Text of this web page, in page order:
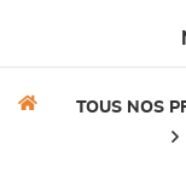
TOUS NOS